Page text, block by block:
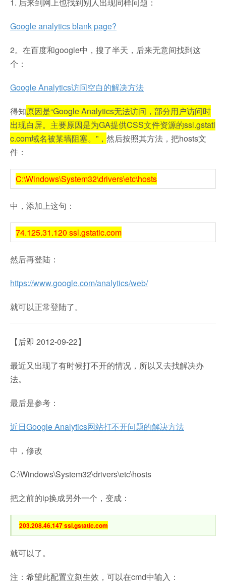
Google analytics blank page?
2。在百度和google中，搜了半天，后来无意间找到这
个：
Google Analytics访问空白的解决方法
得知原因是“Google Analytics无法访问，部分用户访问时
出现白屏。主要原因是为GA提供CSS文件资源的ssl.gstati
c.com域名被某墙阻塞。”， 然后按照其方法，把hosts文
件：
C:\Windows\System32\drivers\etc\hosts
中，添加上这句：
74.125.31.120 ssl.gstatic.com
然后再登陆：
https://www.google.com/analytics/web/
就可以正常登陆了。
【后即 2012-09-22】
最近又出现了有时候打不开的情况，所以又去找解决办
法。
最后是参考：
近日Google Analytics网站打不开问题的解决方法
中，修改
C:\Windows\System32\drivers\etc\hosts
把之前的ip换成另外一个，变成：
203.208.46.147 ssl.gstatic.com
就可以了。
注：希望此配置立刻生效，可以在cmd中输入：